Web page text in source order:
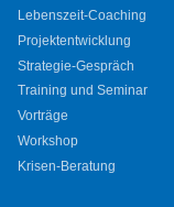
Lebenszeit-Coaching
Projektentwicklung
Strategie-Gespräch
Training und Seminar
Vorträge
Workshop
Krisen-Beratung